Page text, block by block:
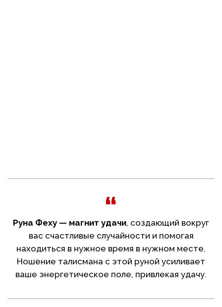
Руна Феху — магнит удачи, создающий вокруг
вас счастливые случайности и помогая
находиться в нужное время в нужном месте.
Ношение талисмана с этой руной усиливает
ваше энергетическое поле, привлекая удачу.